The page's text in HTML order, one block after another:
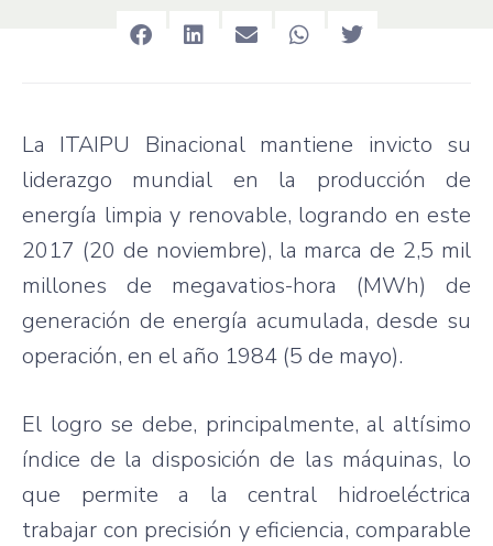
La ITAIPU Binacional mantiene invicto su
liderazgo mundial en la producción de
energía limpia y renovable, logrando en este
2017 (20 de noviembre), la marca de 2,5 mil
millones de megavatios-hora (MWh) de
generación de energía acumulada, desde su
operación, en el año 1984 (5 de mayo).
El logro se debe, principalmente, al altísimo
índice de la disposición de las máquinas, lo
que permite a la central hidroeléctrica
trabajar con precisión y eficiencia, comparable